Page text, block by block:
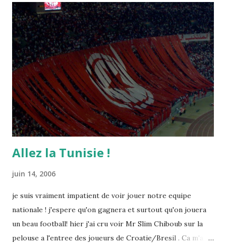
Allez la Tunisie !
juin 14, 2006
je suis vraiment impatient de voir jouer notre equipe
nationale ! j'espere qu'on gagnera et surtout qu'on jouera
un beau football! hier j'ai cru voir Mr Slim Chiboub sur la
pelouse a l'entree des joueurs de Croatie/Bresil . Ca m'a